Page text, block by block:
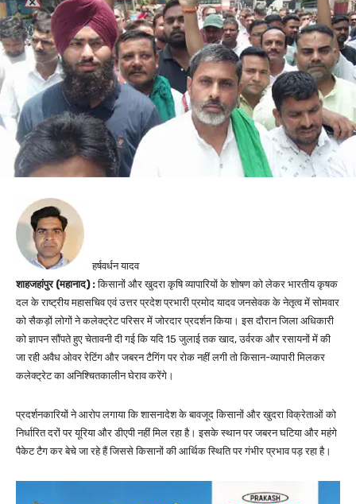
हर्षवर्धन यादव
शाहजहांपुर (महानाद) :किसानों और खुदरा कृषि व्यापारियों के शोषण को लेकर भारतीय कृषक
दल के राष्ट्रीय महासचिव एवं उत्तर प्रदेश प्रभारी प्रमोद यादव जनसेवक के नेतृत्व में सोमवार
को सैकड़ों लोगों ने कलेक्ट्रेट परिसर में जोरदार प्रदर्शन किया। इस दौरान जिला अधिकारी
को ज्ञापन सौंपते हुए चेतावनी दी गई कि यदि 15 जुलाई तक खाद, उर्वरक और रसायनों में की
जा रही अवैध ओवर रेटिंग और जबरन टैगिंग पर रोक नहीं लगी तो किसान-व्यापारी मिलकर
कलेक्ट्रेट का अनिश्चितकालीन घेराव करेंगे।
प्रदर्शनकारियों ने आरोप लगाया कि शासनादेश के बावजूद किसानों और खुदरा विक्रेताओं को
निर्धारित दरों पर यूरिया और डीएपी नहीं मिल रहा है। इसके स्थान पर जबरन घटिया और महंगे
पैकेट टैग कर बेचे जा रहे हैं जिससे किसानों की आर्थिक स्थिति पर गंभीर प्रभाव पड़ रहा है।